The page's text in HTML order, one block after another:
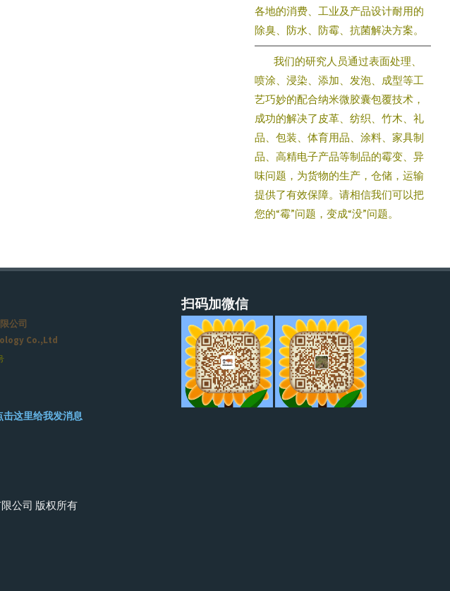
各地的消费、工业及产品设计耐用的
除臭、防水、防霉、抗菌解决方案。
我们的研究人员通过表面处理、
喷涂、浸染、添加、发泡、成型等工
艺巧妙的配合纳米微胶囊包覆技术，
成功的解决了皮革、纺织、竹木、礼
品、包装、体育用品、涂料、家具制
品、高精电子产品等制品的霉变、异
味问题，为货物的生产，仓储，运输
提供了有效保障。请相信我们可以把
您的“霉”问题，变成“没”问题。
公司
Co.,Ltd
扫码加微信
公司 版权所有